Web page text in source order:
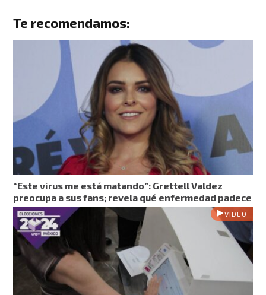
Te recomendamos:
“Este virus me está matando”: Grettell Valdez
preocupa a sus fans; revela qué enfermedad padece
VIDEO